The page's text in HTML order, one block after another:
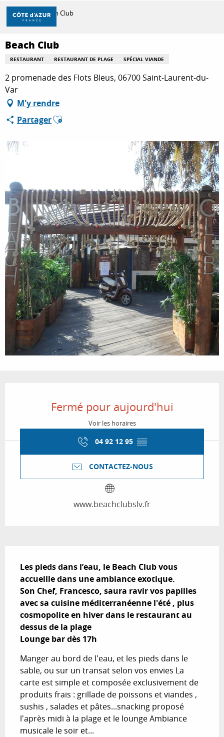
Aller
contenu
principal
DÉCOUVRIR
À FAIRE
SÉJOURNER
Accueil Beach Club
Beach Club
RESTAURANT RESTAURANT DE PLAGE SPÉCIAL VIANDE
2 promenade des Flots Bleus, 06700 Saint-Laurent-du-
Var
M'y rendre
PartagerAjouter aux favoris
Fermé pour aujourd'hui
Voir les horaires
04 92 12 95 ▒▒
CONTACTEZ-NOUS
www.beachclubslv.fr
Les pieds dans l’eau, le Beach Club vous
accueille dans une ambiance exotique.
Son Chef, Francesco, saura ravir vos papilles
avec sa cuisine méditerranéenne l'été , plus
cosmopolite en hiver dans le restaurant au
dessus de la plage
Lounge bar dès 17h
Manger au bord de l'eau, et les pieds dans le
sable, ou sur un transat selon vos envies La
carte est simple et composée exclusivement de
produits frais : grillade de poissons et viandes ,
sushis , salades et pâtes...snacking proposé
l'après midi à la plage et le lounge Ambiance
musicale le soir et...